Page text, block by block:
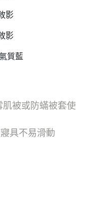
肌被或防蟎被套使
具不易滑動